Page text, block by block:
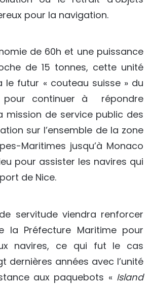
pour la navigation.
de 60h et une puissance
de 15 tonnes, cette unité
le futur « couteau suisse » du
pour continuer à répondre
mission de service public des
sur l’ensemble de la zone
Maritimes jusqu’à Monaco
pour assister les navires qui
de Nice.
servitude viendra renforcer
la Préfecture Maritime pour
navires, ce qui fut le cas
dernières années avec l’unité
aux paquebots « Island